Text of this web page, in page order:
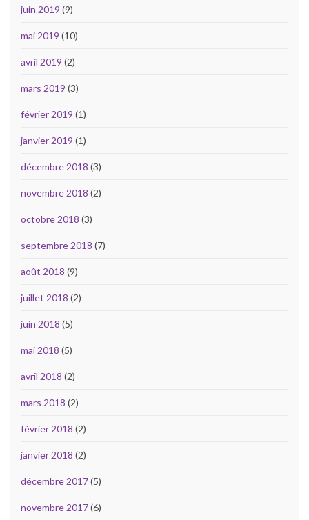
juin 2019 (9)
mai 2019 (10)
avril 2019 (2)
mars 2019 (3)
février 2019 (1)
janvier 2019 (1)
décembre 2018 (3)
novembre 2018 (2)
octobre 2018 (3)
septembre 2018 (7)
août 2018 (9)
juillet 2018 (2)
juin 2018 (5)
mai 2018 (5)
avril 2018 (2)
mars 2018 (2)
février 2018 (2)
janvier 2018 (2)
décembre 2017(5)
novembre 2017(6)